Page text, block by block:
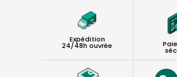
Expédition
24/48h ouvrée